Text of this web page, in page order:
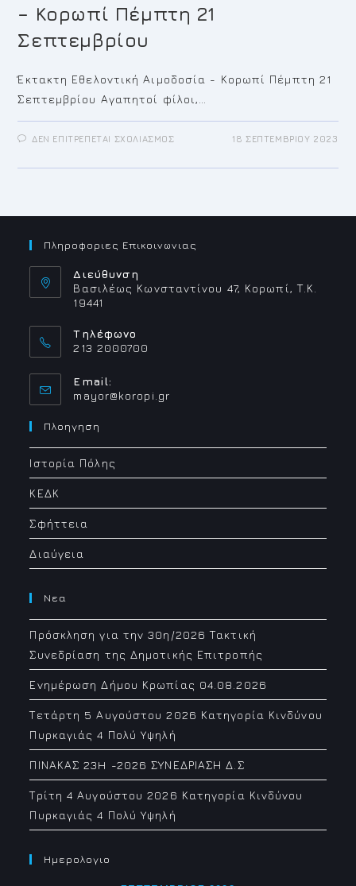
– Κορωπί Πέμπτη 21
Σεπτεμβρίου
Έκτακτη Εθελοντική Αιμοδοσία - Κορωπί Πέμπτη 21
Σεπτεμβρίου Αγαπητοί φίλοι,…
ΔΕΝ ΕΠΙΤΡΈΠΕΤΑΙ ΣΧΟΛΙΑΣΜΌΣΣΤΟ
ΑΙΜΟΔΟΣΊΑ
ΣΕΠΤΕΜΒΡΊΟΥ
18 ΣΕΠΤΕΜΒΡΊΟΥ 2023
Πληροφοριες Επικοινωνιας
Διεύθυνση
Βασιλέως Κωνσταντίνου 47, Κορωπί, Τ.Κ.
19441
Τηλέφωνο
213 2000700
Email:
mayor@koropi.grOpens
Πλοηγηση
Ιστορία Πόλης
ΚΕΔΚ
Σφήττεια
Διαύγεια
Νεα
Πρόσκληση για την 30η/2026 Τακτική
Συνεδρίαση της Δημοτικής Επιτροπής
Ενημέρωση Δήμου Κρωπίας 04.08.2026
Τετάρτη 5 Αυγούστου 2026 Κατηγορία Κινδύνου
Πυρκαγιάς 4 Πολύ Υψηλή
ΠΙΝΑΚΑΣ 23H -2026 ΣΥΝΕΔΡΙΑΣΗ Δ.Σ
Τρίτη 4 Αυγούστου 2026 Κατηγορία Κινδύνου
Πυρκαγιάς 4 Πολύ Υψηλή
Ημερολογιο